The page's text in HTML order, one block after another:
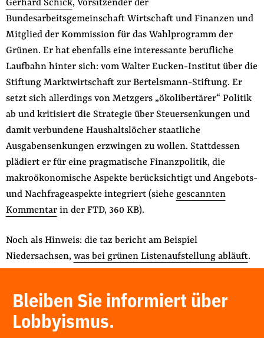
Gerhard Schick, Vorsitzender der
Bundesarbeitsgemeinschaft Wirtschaft und Finanzen und
Mitglied der Kommission für das Wahlprogramm der
Grünen. Er hat ebenfalls eine interessante berufliche
Laufbahn hinter sich: vom Walter Eucken-Institut über die
Stiftung Marktwirtschaft zur Bertelsmann-Stiftung. Er
setzt sich allerdings von Metzgers „ökolibertärer“ Politik
ab und kritisiert die Strategie über Steuersenkungen und
damit verbundene Haushaltslöcher staatliche
Ausgabensenkungen erzwingen zu wollen. Stattdessen
plädiert er für eine pragmatische Finanzpolitik, die
makroökonomische Aspekte berücksichtigt und Angebots-
und Nachfrageaspekte integriert (siehe gescannten
Kommentarin der FTD, 360 KB).
Noch als Hinweis: die taz bericht am Beispiel
Niedersachsen, was bei grünen Listenaufstellung abläuft.
Bleiben Sie informiert über
Lobbyismus.